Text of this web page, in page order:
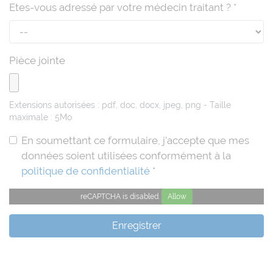
Etes-vous adressé par votre médecin traitant ? *
Pièce jointe
Extensions autorisées : pdf, doc, docx, jpeg, png - Taille
maximale : 5Mo
En soumettant ce formulaire, j'accepte que mes
données soient utilisées conformément à la
politique de confidentialité *
reCAPTCHA is disabled. Allow
Enregistrer